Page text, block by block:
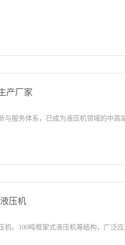
产厂家
服务体系，已成为液压机领域的中高
压机
机、100吨框架式液压机等结构，广泛